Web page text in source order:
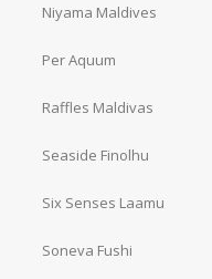
Niyama Maldives
Per Aquum
Raffles Maldivas
Seaside Finolhu
Six Senses Laamu
Soneva Fushi